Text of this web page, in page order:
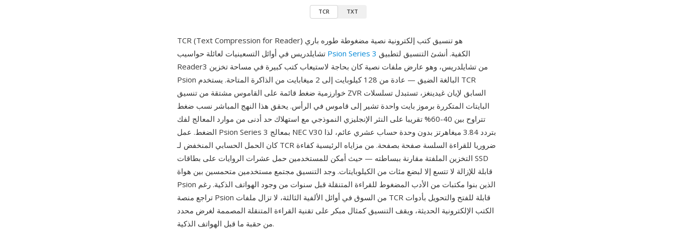
TCR TXT
TCR (Text Compression for Reader) هو تنسيق كتب إلكترونية نصية مضغوطة طوره باري
Psion Series 3
Reader3 من تشايلدريس، وهو عارض ملفات نصية كان بحاجة لاستيعاب كتب كبيرة في مساحة تخزين
Psion البالغة الضيق — عادة من 128 كيلوبايت إلى 2 ميغابايت من الذاكرة المتاحة. يستخدم TCR
خوارزمية ضغط قائمة على القاموس مشتقة من تنسيق ZVR السابق لإيان غيدينغز، تستبدل تسلسلات
البايتات المتكررة برموز بايت واحدة تشير إلى قاموس في الرأس. يحقق هذا النهج المباشر نسب ضغط
تتراوح بين 40-60% تقريبا على النثر الإنجليزي النموذجي مع استهلاك حد أدنى من موارد المعالج لفك
الضغط. عمل Psion Series 3 بمعالج NEC V30 بتردد 3.84 ميغاهرتز بدون وحدة حساب عشري عائم، لذا
كان الحمل الحسابي المنخفض لـ TCR ضروريا للقراءة السلسة صفحة بصفحة. من مزاياه الرئيسية كفاءة
التخزين الملفتة مقارنة ببساطته — حيث أمكن للمستخدمين حمل عشرات الروايات على بطاقات SSD
قابلة للإزالة لا تتسع إلا لبضع مئات من الكيلوبايتات. وجد التنسيق مجتمع مستخدمين متحمسين بين هواة
Psion الذين بنوا مكتبات من الأدب المضغوط للقراءة المتنقلة قبل سنوات من وجود الهواتف الذكية. رغم
تراجع منصة Psion من السوق في أوائل الألفية الثالثة، لا تزال ملفات TCR قابلة للفتح والتحويل بأدوات
الكتب الإلكترونية الحديثة، ويقف التنسيق كمثال مبكر على تقنية القراءة المتنقلة المصممة لغرض محدد
من حقبة ما قبل الهواتف الذكية.